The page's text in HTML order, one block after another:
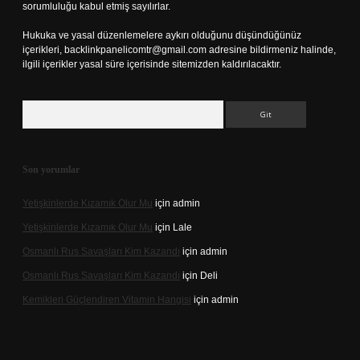
sorumluluğu kabul etmiş sayılırlar.
Hukuka ve yasal düzenlemelere aykırı olduğunu düşündüğünüz
içerikleri, backlinkpanelicomtr@gmail.com adresine bildirmeniz halinde,
ilgili içerikler yasal süre içerisinde sitemizden kaldırılacaktır.
Son yorumlar
Yetişkinlerde Kızamık Olur Mu için admin
Yetişkinlerde Kızamık Olur Mu için Lale
Osmanlı Rus Savaşları Kim Kazandı için admin
Osmanlı Rus Savaşları Kim Kazandı için Deli
Kemikleri Güçlendiren Vitamin Hangisi için admin